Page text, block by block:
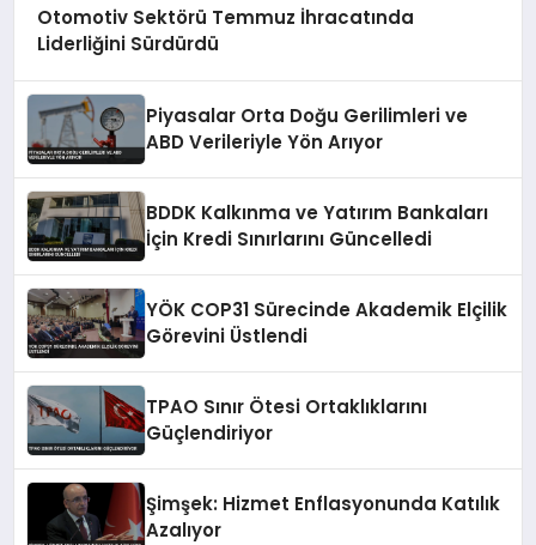
Otomotiv Sektörü Temmuz İhracatında
Liderliğini Sürdürdü
Piyasalar Orta Doğu Gerilimleri ve
ABD Verileriyle Yön Arıyor
BDDK Kalkınma ve Yatırım Bankaları
İçin Kredi Sınırlarını Güncelledi
YÖK COP31 Sürecinde Akademik Elçilik
Görevini Üstlendi
TPAO Sınır Ötesi Ortaklıklarını
Güçlendiriyor
Şimşek: Hizmet Enflasyonunda Katılık
Azalıyor